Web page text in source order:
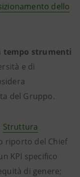
dello
tempo strumenti
e di
del Gruppo.
Struttura
riporto del Chief
KPI specifico
di genere;